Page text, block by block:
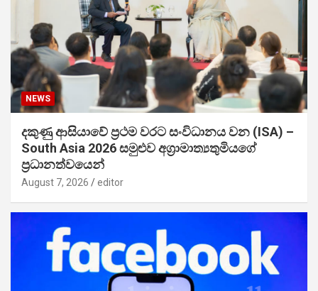
NEWS
දකුණු ආසියාවේ ප්‍රථම වරට සංවිධානය වන (ISA) –
South Asia 2026 සමුළුව අග්‍රාමාත්‍යතුමියගේ
ප්‍රධානත්වයෙන්
August 7, 2026 editor